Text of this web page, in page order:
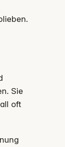
Sie
oft